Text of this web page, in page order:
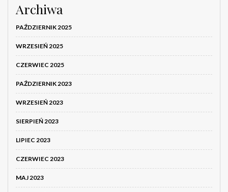
Archiwa
PAŹDZIERNIK 2025
WRZESIEŃ 2025
CZERWIEC 2025
PAŹDZIERNIK 2023
WRZESIEŃ 2023
SIERPIEŃ 2023
LIPIEC 2023
CZERWIEC 2023
MAJ 2023